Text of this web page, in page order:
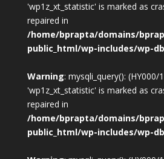
'wp1z_xt_statistic' is marked as
repaired in
/home/bprapta/domains/
public_html/wp-includes/wp-
Warning: mysqli_query(): (HY000/
'wp1z_xt_statistic' is marked as
repaired in
/home/bprapta/domains/
public_html/wp-includes/wp-